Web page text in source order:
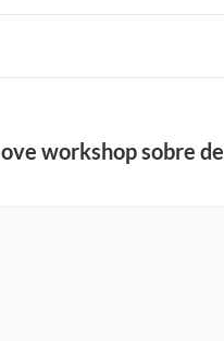
workshop sobre